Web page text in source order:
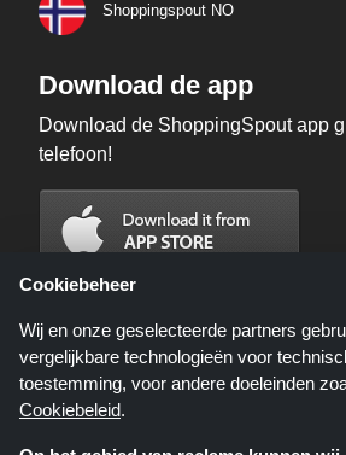
Shoppingspout NO
Download de app
Download de ShoppingSpout app
telefoon!
Cookiebeheer
Wij en onze geselecteerde partners
vergelijkbare technologieën voor
toestemming, voor andere doeleinden
Cookiebeleid.